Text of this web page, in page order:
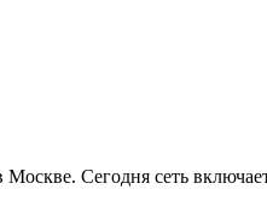
Сегодня сеть